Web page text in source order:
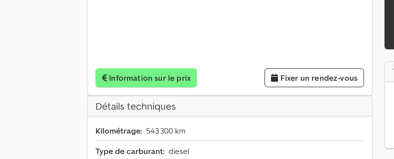
Information sur le prix Fixer un rendez-vous
Détails techniques
Kilométrage: 543 300 km
Type de carburant: diesel